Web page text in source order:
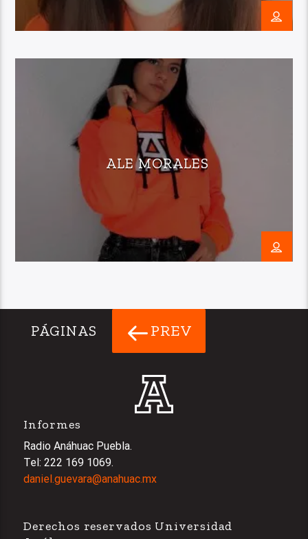
ALE MORALES
PÁGINAS PREV
Informes
Radio Anáhuac Puebla.
Tel: 222 169 1069.
daniel.guevara@anahuac.mx
Derechos reservados Universidad